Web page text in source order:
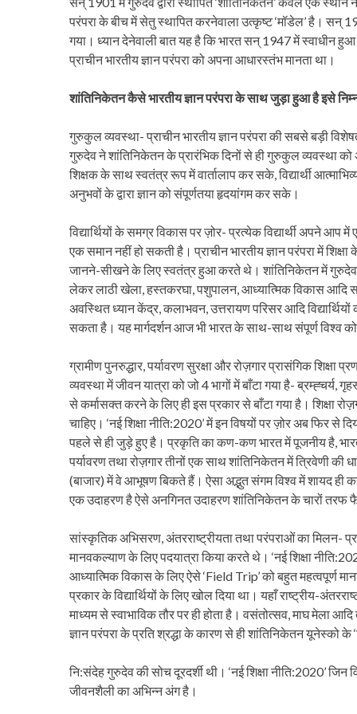
परंपरा के बीच में सेतु स्थापित करनेवाला उत्कृष्ट ‘मॉडेल’ है। सन्
गया। ध्यान देनेवाली बात यह है कि भारत सन् 1947 में स्वाधीन
प्राचीन भारतीय ज्ञान परंपरा को अपना आधारस्तंभ मानता था।
शांतिनिकेतन कैसे भारतीय ज्ञान परंपरा के साथ जुड़ा हुआ है इसे
गुरुकुल व्यवस्था- प्राचीन भारतीय ज्ञान परंपरा की सबसे बड़ी
गुरुदेव ने शांतिनिकेतन के प्रारंभिक दिनों से ही गुरुकुल व्यवस्था को
शिक्षक के साथ स्वतंत्र रूप में वार्तालाप कर सके, विद्यार्थी
अनुभवों के द्वारा ज्ञान को संपूर्णतया हृदयांगम कर सके।
विद्यार्थियों के समग्र विकास पर ज़ोर- प्रत्येक विद्यार्थी अपने आप
एक समान नहीं हो सकती है। प्राचीन भारतीय ज्ञान परंपरा में
जानने-सीखने के लिए स्वतंत्र हुआ करते थे। शांतिनिकेतन में गुरुदेव ने
लेकर लाठी खेला, हस्तकरघा, पशुपालन, आध्यात्मिक विकास आदि
अवस्थित ध्यान केंद्र, कलाभवन, उत्तरायण परिसर आदि
सकता है। यह मार्गदर्शन आज भी भारत के साथ-साथ संपूर्ण विश्व
ग्रामीण पुनरुद्धार, पर्यावरण सुरक्षा और रोज़गार प्रासंगिक शिक्षा
व्यवस्था में जीवन यात्रा को जो 4 भागों में बाँटा गया है-
से कर्मासक्त करने के लिए ही इस प्रकार से बाँटा गया है। शिक्षा
चाहिए। ‘नई शिक्षा नीति:2020’ में इन विषयों पर ज़ोर अब फिर से
पहले से ही जुड़े हुए है। प्रकृति का कण-कण भारत में पूजनीय है,
पर्यावरण तथा रोज़गार तीनों एक साथ शांतिनिकेतन में त्रिवेणी
(बाजार) में वे आभूषण बिकते हैं। ऐसा अद्भुत संगम विश्व में शायद ही
एक उदाहरण है ऐसे अनगिनत उदाहरण शांतिनिकेतन के चारों तरफ
सांस्कृतिक अभिसरण, अंतरराष्ट्रीयता तथा परंपराओं का मिलन-
मानवकल्याण के लिए पदयात्रा किया करते थे। ‘नई शिक्षा
आध्यात्मिक विकास के लिए ऐसे ‘Field Trip’ को बहुत महत्वपूर्ण
प्रकार के विद्यार्थियों के लिए खोल दिया था। यहाँ राष्ट्रीय-
माध्यम से स्वाभाविक तौर पर ही होता है। वसंतोत्सव, माघ मेला
ज्ञान परंपरा के प्रति श्रद्धा के कारण से ही शांतिनिकेतन यूनेस्को
नि:संदेह गुरुदेव की सोच दूरदर्शी थी। ‘नई शिक्षा नीति:2020’ जिन
जीवनशैली का अभिन्न अंग है।